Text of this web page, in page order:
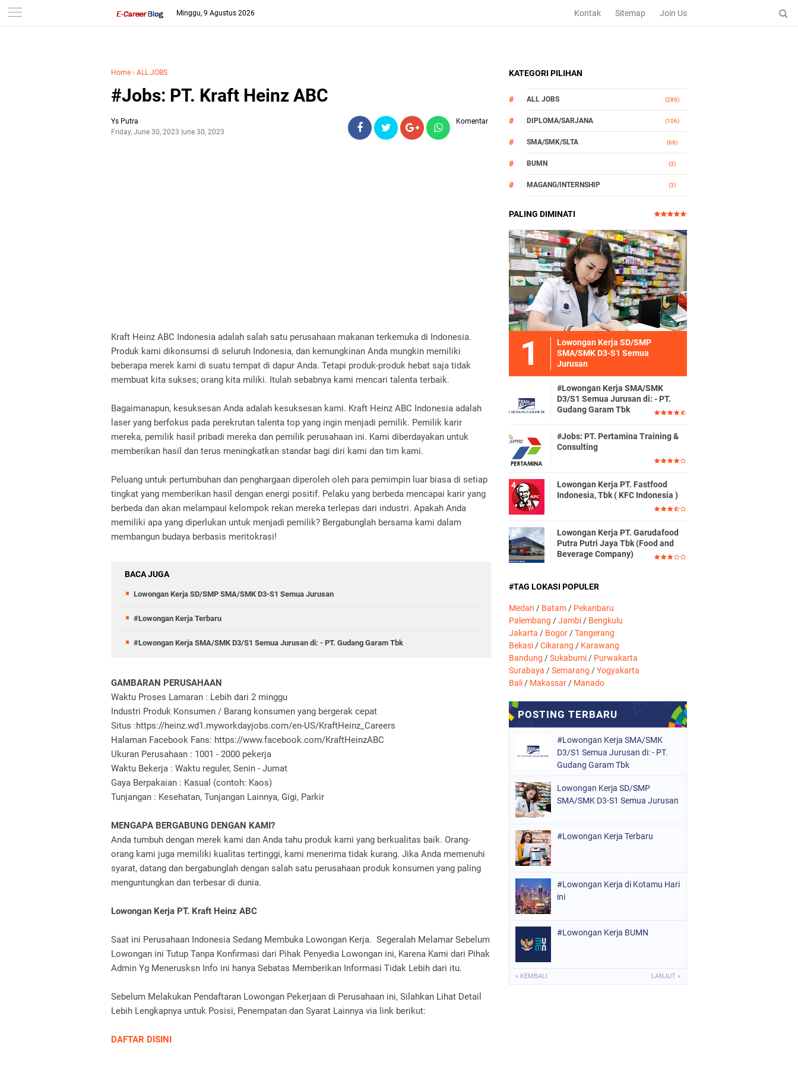
-->
Minggu, 9 Agustus 2026 Kontak Sitemap Join Us
Home › ALL JOBS
#Jobs: PT. Kraft Heinz ABC
Ys Putra
Friday, June 30, 2023 June 30, 2023
Komentar
Kraft Heinz ABC Indonesia adalah salah satu perusahaan makanan terkemuka di Indonesia.
Produk kami dikonsumsi di seluruh Indonesia, dan kemungkinan Anda mungkin memiliki
beberapa merek kami di suatu tempat di dapur Anda. Tetapi produk-produk hebat saja tidak
membuat kita sukses; orang kita miliki. Itulah sebabnya kami mencari talenta terbaik.
Bagaimanapun, kesuksesan Anda adalah kesuksesan kami. Kraft Heinz ABC Indonesia adalah
laser yang berfokus pada perekrutan talenta top yang ingin menjadi pemilik. Pemilik karir
mereka, pemilik hasil pribadi mereka dan pemilik perusahaan ini. Kami diberdayakan untuk
memberikan hasil dan terus meningkatkan standar bagi diri kami dan tim kami.
Peluang untuk pertumbuhan dan penghargaan diperoleh oleh para pemimpin luar biasa di setiap
tingkat yang memberikan hasil dengan energi positif. Pelaku yang berbeda mencapai karir yang
berbeda dan akan melampaui kelompok rekan mereka terlepas dari industri. Apakah Anda
memiliki apa yang diperlukan untuk menjadi pemilik? Bergabunglah bersama kami dalam
membangun budaya berbasis meritokrasi!
BACA JUGA
Lowongan Kerja SD/SMP SMA/SMK D3-S1 Semua Jurusan
#Lowongan Kerja Terbaru
#Lowongan Kerja SMA/SMK D3/S1 Semua Jurusan di: - PT. Gudang Garam Tbk
GAMBARAN PERUSAHAAN
Waktu Proses Lamaran : Lebih dari 2 minggu
Industri Produk Konsumen / Barang konsumen yang bergerak cepat
Situs :https://heinz.wd1.myworkdayjobs.com/en-US/KraftHeinz_Careers
Halaman Facebook Fans: https://www.facebook.com/KraftHeinzABC
Ukuran Perusahaan : 1001 - 2000 pekerja
Waktu Bekerja : Waktu reguler, Senin - Jumat
Gaya Berpakaian : Kasual (contoh: Kaos)
Tunjangan : Kesehatan, Tunjangan Lainnya, Gigi, Parkir
MENGAPA BERGABUNG DENGAN KAMI?
Anda tumbuh dengan merek kami dan Anda tahu produk kami yang berkualitas baik. Orang-
orang kami juga memiliki kualitas tertinggi, kami menerima tidak kurang. Jika Anda memenuhi
syarat, datang dan bergabunglah dengan salah satu perusahaan produk konsumen yang paling
menguntungkan dan terbesar di dunia.
Lowongan Kerja PT. Kraft Heinz ABC
Saat ini Perusahaan Indonesia Sedang Membuka Lowongan Kerja. Segeralah Melamar Sebelum
Lowongan ini Tutup Tanpa Konfirmasi dari Pihak Penyedia Lowongan ini, Karena Kami dari Pihak
Admin Yg Menerusksn Info ini hanya Sebatas Memberikan Informasi Tidak Lebih dari itu.
Sebelum Melakukan Pendaftaran Lowongan Pekerjaan di Perusahaan ini, Silahkan Lihat Detail
Lebih Lengkapnya untuk Posisi, Penempatan dan Syarat Lainnya via link berikut:
DAFTAR DISINI
KATEGORI PILIHAN
ALL JOBS (286)
DIPLOMA/SARJANA (106)
SMA/SMK/SLTA (66)
BUMN (3)
MAGANG/INTERNSHIP (3)
PALING DIMINATI
Lowongan Kerja SD/SMP
SMA/SMK D3-S1 Semua
Jurusan
#Lowongan Kerja SMA/SMK
D3/S1 Semua Jurusan di: - PT.
Gudang Garam Tbk
#Jobs: PT. Pertamina Training &
Consulting
Lowongan Kerja PT. Fastfood
Indonesia, Tbk ( KFC Indonesia )
Lowongan Kerja PT. Garudafood
Putra Putri Jaya Tbk (Food and
Beverage Company)
#TAG LOKASI POPULER
Medan / Batam / Pekanbaru
Palembang /Jambi / Bengkulu
Jakarta / Bogor /Tangerang
Bekasi /Cikarang / Karawang
Bandung /Sukabumi / Purwakarta
Surabaya /Semarang /Yogyakarta
Bali / Makassar / Manado
#Lowongan Kerja SMA/SMK
D3/S1 Semua Jurusan di: - PT.
Gudang Garam Tbk
Lowongan Kerja SD/SMP
SMA/SMK D3-S1 Semua Jurusan
#Lowongan Kerja Terbaru
#Lowongan Kerja di Kotamu Hari
ini
#Lowongan Kerja BUMN
« KEMBALI LANJUT »